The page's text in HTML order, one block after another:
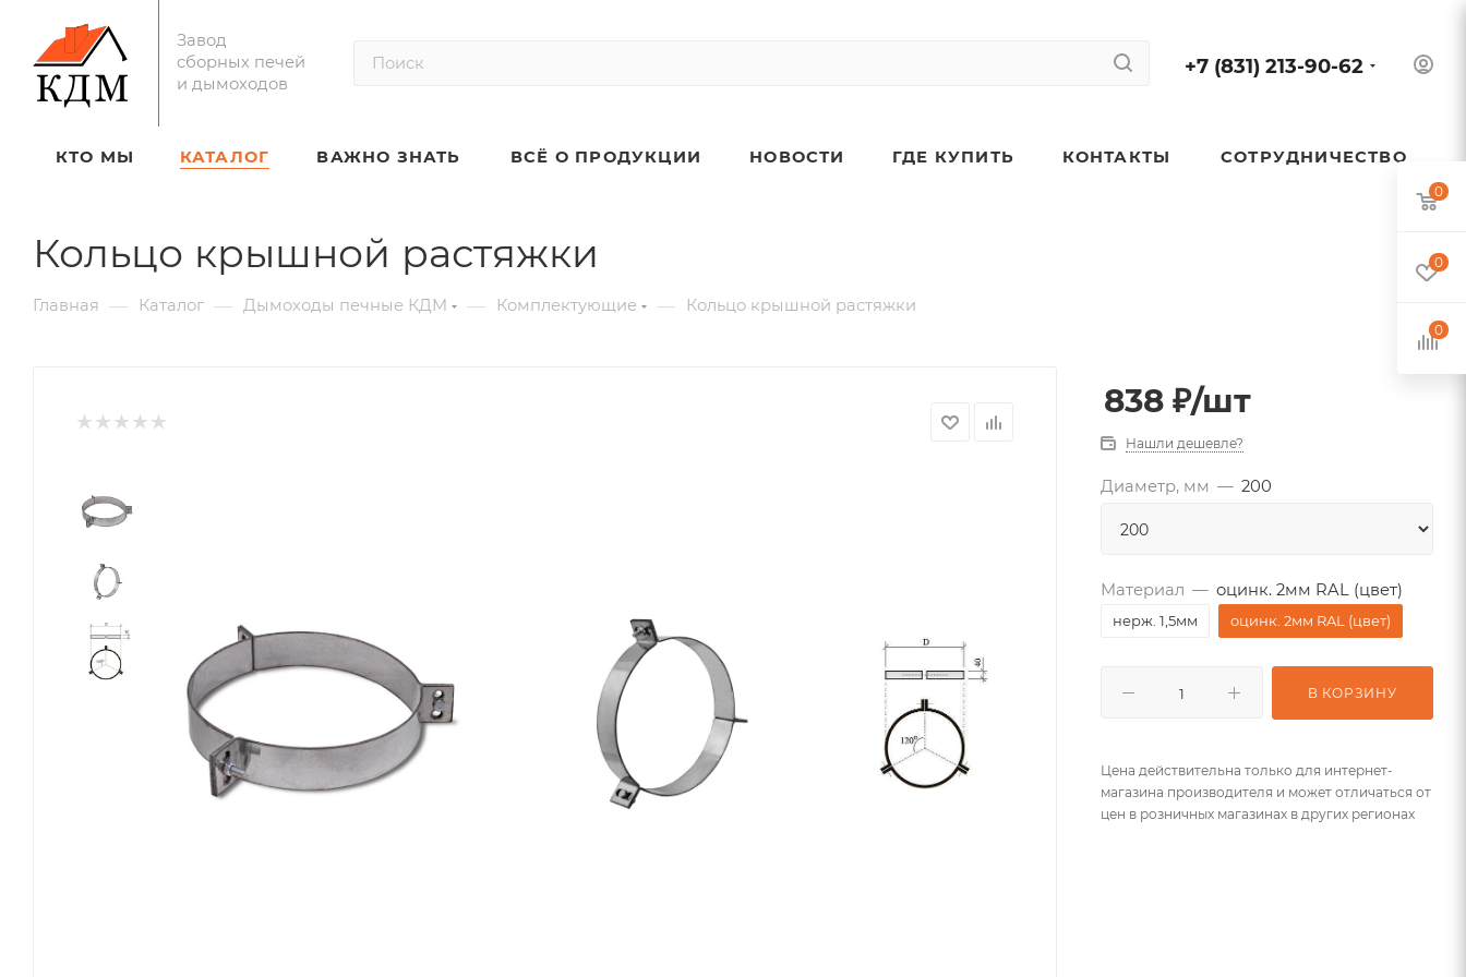
Завод
сборных печей
и дымоходов
+7 (831) 213-90-62
КТО МЫ КАТАЛОГ ВАЖНО ЗНАТЬ ВСЁ О ПРОДУКЦИИ НОВОСТИ ГДЕ КУПИТЬ КОНТАКТЫ СОТРУДНИЧЕСТВО
Кольцо крышной растяжки
Главная — Каталог — Дымоходы печные КДМ — Комплектующие — Кольцо крышной растяжки
838 ₽/шт
Нашли дешевле?
Диаметр, мм — 200
Материал — оцинк. 2мм RAL (цвет)
нерж. 1,5мм оцинк. 2мм RAL (цвет)
В КОРЗИНУ
Цена действительна только для интернет-
магазина производителя и может отличаться от
цен в розничных магазинах в других регионах
0
0
0